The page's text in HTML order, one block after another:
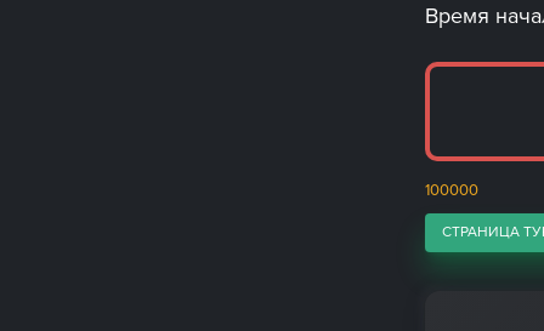
Время
100000
СТРАНИЦА